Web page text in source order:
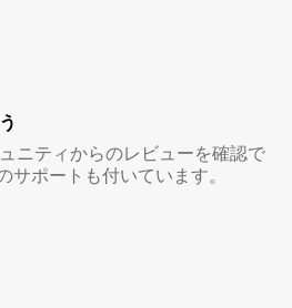
ニティからのレビューを確認で
サポートも付いています。